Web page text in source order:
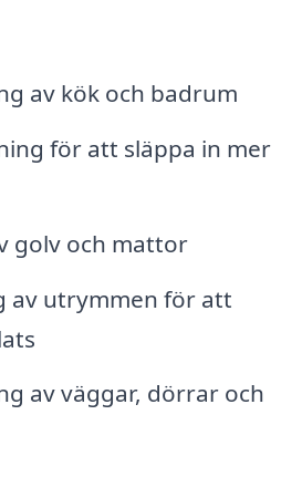
av kök och badrum
för att släppa in mer
golv och mattor
av utrymmen för att
av väggar, dörrar och